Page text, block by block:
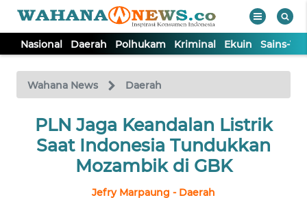
Nasional Daerah Polhukam Kriminal Ekuin Sains-
Wahana News Daerah
PLN Jaga Keandalan Listrik
Saat Indonesia Tundukkan
Mozambik di GBK
Jefry Marpaung - Daerah
TV
Tutup
NASIONAL